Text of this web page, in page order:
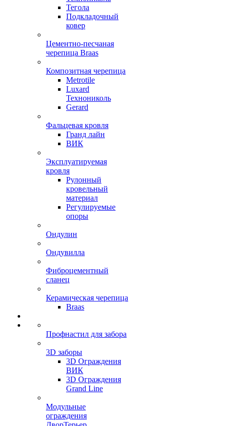
Тегола
Подкладочный
ковер
Цементно-песчаная
черепица Braas
Композитная черепица
Metrotile
Luxard
Технониколь
Gerard
Фальцевая кровля
Гранд лайн
ВИК
Эксплуатируемая
кровля
Рулонный
кровельный
материал
Регулируемые
опоры
Ондулин
Ондувилла
Фиброцементный
сланец
Керамическая черепица
Braas
Профнастил для забора
3D заборы
3D Ограждения
ВИК
3D Ограждения
Grand Line
Модульные
ограждения